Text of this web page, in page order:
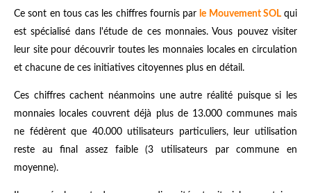
Ce sont en tous cas les chiffres fournis par le Mouvement SOLqui
est spécialisé dans l'étude de ces monnaies. Vous pouvez visiter
leur site pour découvrir toutes les monnaies locales en circulation
et chacune de ces initiatives citoyennes plus en détail.
Ces chiffres cachent néanmoins une autre réalité puisque si les
monnaies locales couvrent déjà plus de 13.000 communes mais
ne fédèrent que 40.000 utilisateurs particuliers, leur utilisation
reste au final assez faible (3 utilisateurs par commune en
moyenne).